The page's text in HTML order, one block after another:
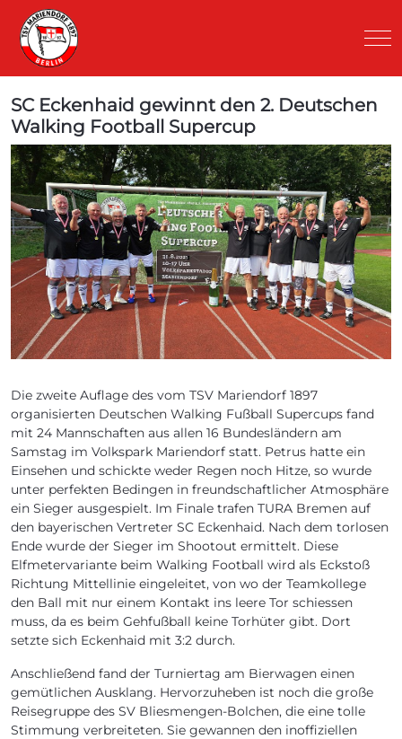
SC Eckenhaid gewinnt den 2. Deutschen
Walking Football Supercup
Die zweite Auflage des vom TSV Mariendorf 1897
organisierten Deutschen Walking Fußball Supercups fand
mit 24 Mannschaften aus allen 16 Bundesländern am
Samstag im Volkspark Mariendorf statt. Petrus hatte ein
Einsehen und schickte weder Regen noch Hitze, so wurde
unter perfekten Bedingen in freundschaftlicher Atmosphäre
ein Sieger ausgespielt. Im Finale trafen TURA Bremen auf
den bayerischen Vertreter SC Eckenhaid. Nach dem torlosen
Ende wurde der Sieger im Shootout ermittelt. Diese
Elfmetervariante beim Walking Football wird als Eckstoß
Richtung Mittellinie eingeleitet, von wo der Teamkollege
den Ball mit nur einem Kontakt ins leere Tor schiessen
muss, da es beim Gehfußball keine Torhüter gibt. Dort
setzte sich Eckenhaid mit 3:2 durch.
Anschließend fand der Turniertag am Bierwagen einen
gemütlichen Ausklang. Hervorzuheben ist noch die große
Reisegruppe des SV Bliesmengen-Bolchen, die eine tolle
Stimmung verbreiteten. Sie gewannen den inoffiziellen